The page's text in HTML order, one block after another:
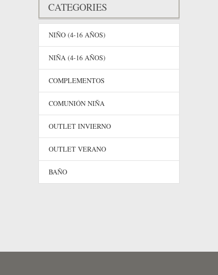
CATEGORIES
NIÑO (4-16 AÑOS)
NIÑA (4-16 AÑOS)
COMPLEMENTOS
COMUNIÓN NIÑA
OUTLET INVIERNO
OUTLET VERANO
BAÑO